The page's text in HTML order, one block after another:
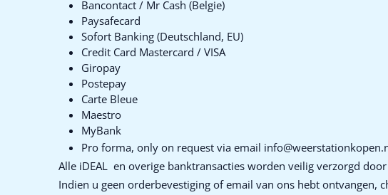
Bancontact / Mr Cash (Belgie)
Paysafecard
Sofort Banking (Deutschland, EU)
Credit Card Mastercard / VISA
Giropay
Postepay
Carte Bleue
Maestro
MyBank
Pro forma, only on request via email
Alle iDEAL en overige banktransacties worden veilig verzorgd door
Indien u geen orderbevestiging of email van ons hebt ontvangen,